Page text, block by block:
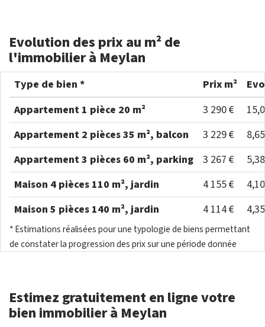
Evolution des prix au m² de
l'immobilier à Meylan
Type de bien * Prix m²
Appartement 1 pièce 20 m²
3 290 €
Appartement 2 pièces 35 m², balcon
3 229 €
Appartement 3 pièces 60 m², parking
3 267 €
Maison 4 pièces 110 m², jardin
4 155 €
Maison 5 pièces 140 m², jardin
4 114 €
* Estimations réalisées pour une typologie de biens permettant
de constater la progression des prix sur une période donnée
Estimez gratuitement en ligne votre
bien immobilier à Meylan